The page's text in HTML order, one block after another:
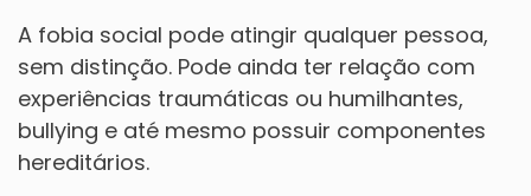
A fobia social pode atingir qualquer pessoa,
sem distinção. Pode ainda ter relação com
experiências traumáticas ou humilhantes,
bullying e até mesmo possuir componentes
hereditários.